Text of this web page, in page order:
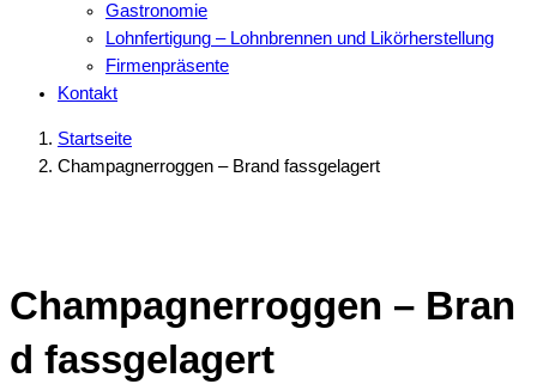
Gastronomie
Lohnfertigung – Lohnbrennen und Likörherstellung
Firmenpräsente
Kontakt
Startseite
Champagnerroggen – Brand fassgelagert
Champagnerroggen – Bran
d fassgelagert